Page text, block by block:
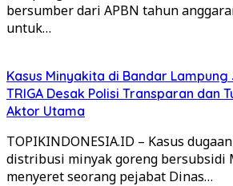
bersumber dari APBN tahun
untuk…
Kasus Minyakita di Bandar Lampung
TRIGA Desak Polisi Transparan dan
Aktor Utama
TOPIKINDONESIA.ID – Kasus
distribusi minyak goreng bersubsidi
menyeret seorang pejabat Dinas…